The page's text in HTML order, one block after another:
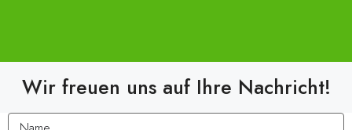
Wir freuen uns auf Ihre Nachricht!